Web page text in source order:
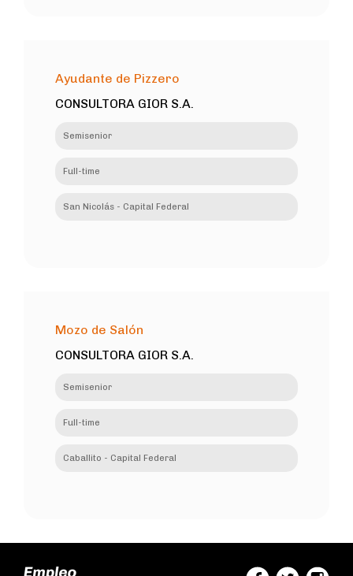
Ayudante de Pizzero
CONSULTORA GIOR S.A.
Semisenior
Full-time
San Nicolás - Capital Federal
Mozo de Salón
CONSULTORA GIOR S.A.
Semisenior
Full-time
Caballito - Capital Federal